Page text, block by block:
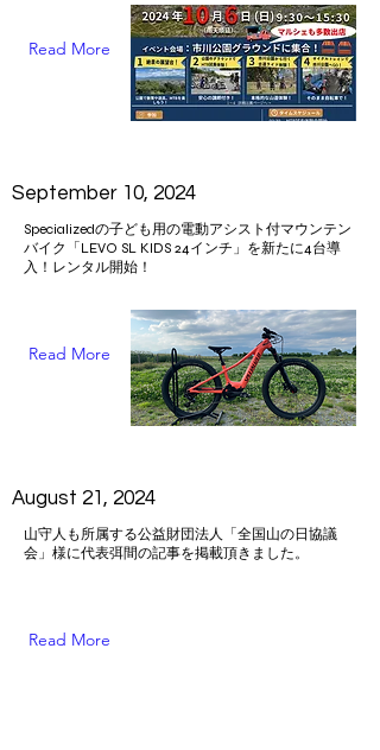
Read More
September 10, 2024
Specializedの子ども用の電動アシスト付マウンテン
バイク「LEVO SL KIDS 24インチ」を新たに4台導
入！レンタル開始！
Read More
August 21, 2024
山守人も所属する公益財団法人「全国山の日協議
会」様に代表弭間の記事を掲載頂きました。
Read More